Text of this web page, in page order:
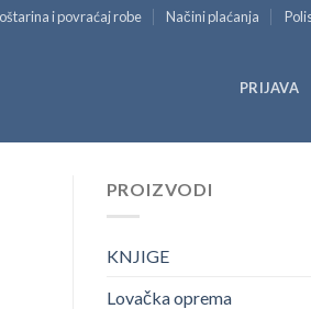
i povraćaj robe Načini plaćanja
PRIJAVA
PROIZVODI
KNJIGE
Lovačka oprema